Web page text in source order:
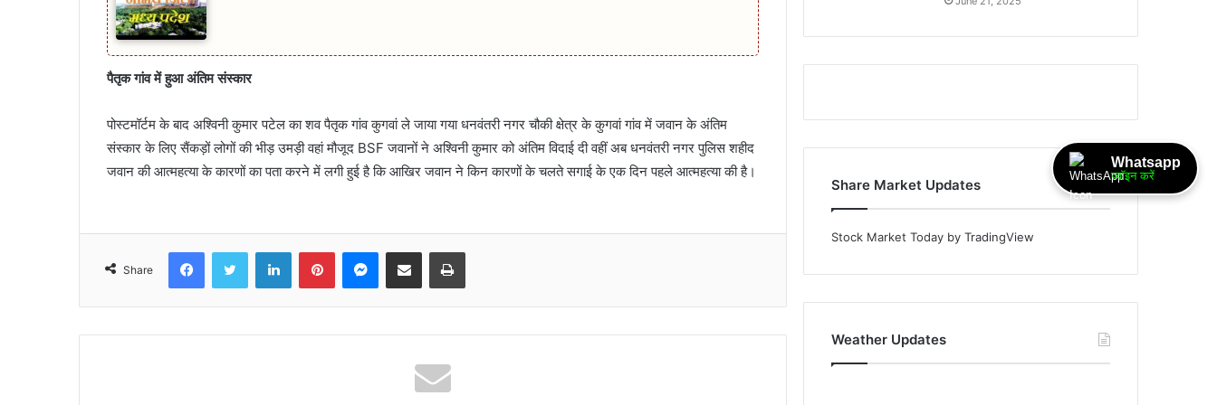
पैतृक गांव में हुआ अंतिम संस्कार
पोस्टमॉर्टम के बाद अश्विनी कुमार पटेल का शव पैतृक गांव कुगवां ले जाया गया धनवंतरी नगर चौकी क्षेत्र के कुगवां गांव में जवान के अंतिम
संस्कार के लिए सैंकड़ों लोगों की भीड़ उमड़ी वहां मौजूद BSF जवानों ने अश्विनी कुमार को अंतिम विदाई दी वहीं अब धनवंतरी नगर पुलिस शहीद
जवान की आत्महत्या के कारणों का पता करने में लगी हुई है कि आखिर जवान ने किन कारणों के चलते सगाई के एक दिन पहले आत्महत्या की है।
Share
FacebookTwitter LinkedInPinterestMessenger
Share via Email Print
Share Market Updates
Stock Market Today by TradingView
Weather Updates
Whatsapp
ज्वॉइन करें